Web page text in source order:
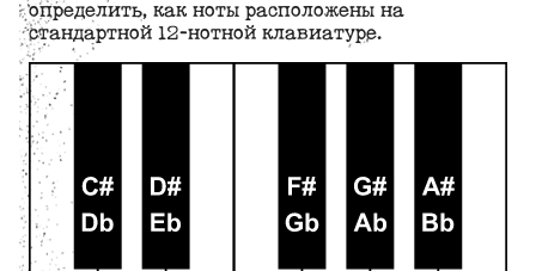
определить, как ноты расположены на
стандартной 12-нотной клавиатуре.